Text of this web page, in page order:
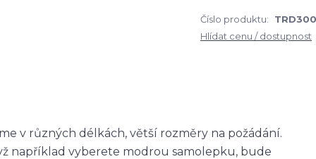
Číslo produktu:
Hlídat cenu / dostupnost
v různých délkách, větší rozměry na požádání.
například vyberete modrou samolepku, bude